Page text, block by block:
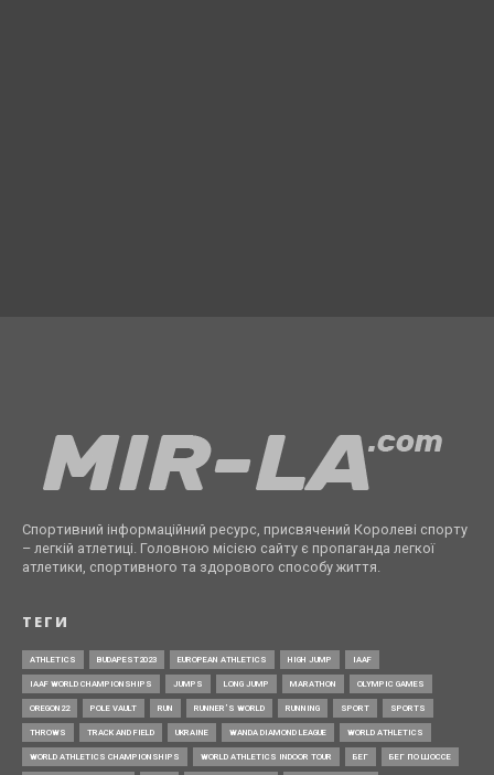
Спортивний інформаційний ресурс, присвячений Королеві спорту
– легкій атлетиці. Головною місією сайту є пропаганда легкої
атлетики, спортивного та здорового способу життя.
ТЕГИ
ATHLETICS BUDAPEST2023 EUROPEAN ATHLETICS HIGH JUMP IAAF
IAAF WORLD CHAMPIONSHIPS JUMPS LONG JUMP MARATHON OLYMPIC GAMES
OREGON22 POLE VAULT RUN RUNNER’S WORLD RUNNING SPORT SPORTS
THROWS TRACK AND FIELD UKRAINE WANDA DIAMOND LEAGUE WORLD ATHLETICS
WORLD ATHLETICS CHAMPIONSHIPS WORLD ATHLETICS INDOOR TOUR БЕГ БЕГ ПО ШОССЕ